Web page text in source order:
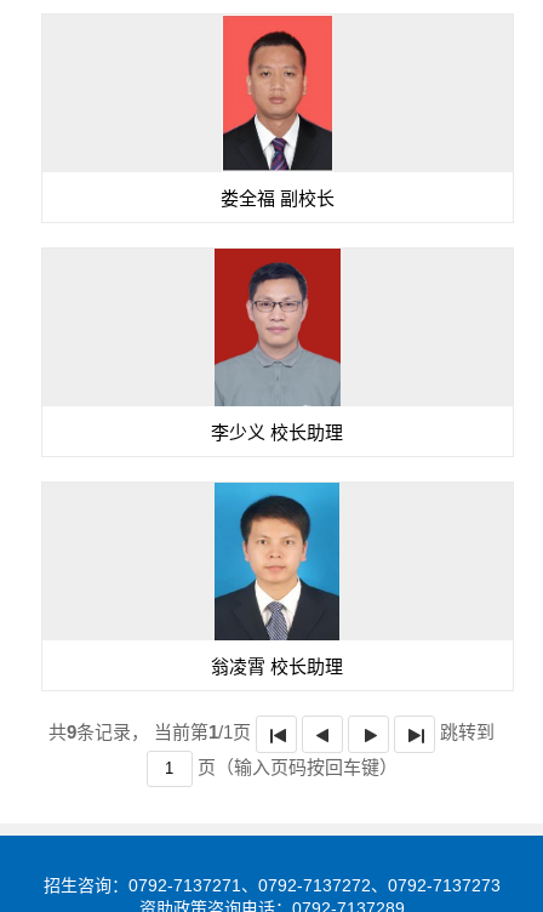
娄全福 副校长
李少义 校长助理
翁凌霄 校长助理
共9条记录， 当前第1/1页
跳转到
页 （输入页码按回车键）
招生咨询：0792-7137271、0792-7137272、0792-7137273
资助政策咨询电话：0792-7137289